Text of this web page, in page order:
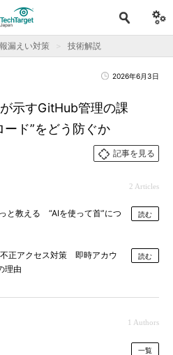
漏えい対策 技術解説
2026年6月3日
示すGitHub管理の課
ド”をどう防ぐか
記事を見る
2 Articles
と教える “AIを使って首”につ
読む
正アクセス対策 即時アカウ
理由
読む
1 Authors
一覧